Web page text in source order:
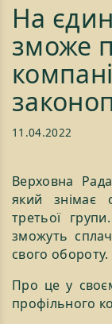
На
зможе
11.04.2022
Верховна
який знімає
третьої
зможуть
свого обороту.
Про це у
профільного